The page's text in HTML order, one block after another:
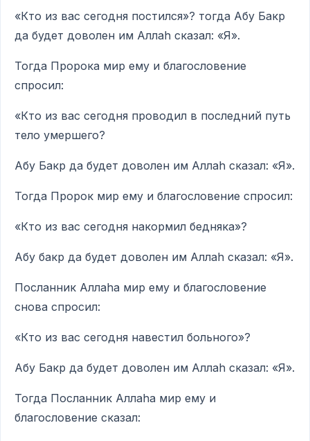
«Кто из вас сегодня постился»? тогда Абу Бакр
да будет доволен им Аллаh сказал: «Я».
Тогда Пророка мир ему и благословение
спросил:
«Кто из вас сегодня проводил в последний путь
тело умершего?
Абу Бакр да будет доволен им Аллаh сказал: «Я».
Тогда Пророк мир ему и благословение спросил:
«Кто из вас сегодня накормил бедняка»?
Абу бакр да будет доволен им Аллаh сказал: «Я».
Посланник Аллаhа мир ему и благословение
снова спросил:
«Кто из вас сегодня навестил больного»?
Абу Бакр да будет доволен им Аллаh сказал: «Я».
Тогда Посланник Аллаhа мир ему и
благословение сказал: